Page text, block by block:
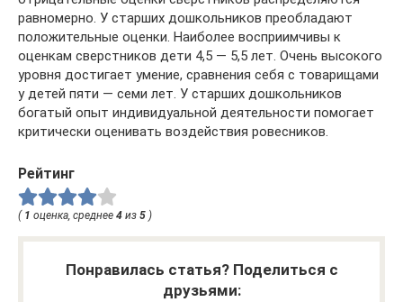
равномерно. У старших дошкольников преобладают
положительные оценки. Наиболее восприимчивы к
оценкам сверстников дети 4,5 — 5,5 лет. Очень высокого
уровня достигает умение, сравнения себя с товарищами
у детей пяти — семи лет. У старших дошкольников
богатый опыт индивидуальной деятельности помогает
критически оценивать воздействия ровесников.
Рейтинг
( 1 оценка, среднее 4 из 5 )
Понравилась статья? Поделиться с
друзьями: